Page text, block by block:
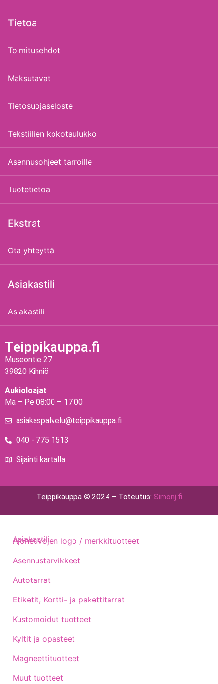
Tietoa
Toimitusehdot
Maksutavat
Tietosuojaseloste
Tekstiilien kokotaulukko
Asennusohjeet tarroille
Tuotetietoa
Ekstrat
Ota yhteyttä
Asiakastili
Asiakastili
Teippikauppa.fi
Museontie 27
39820 Kihniö
Aukioloajat
Ma – Pe 08:00 – 17:00
asiakaspalvelu@teippikauppa.fi
040 - 775 1513
Sijainti kartalla
Teippikauppa © 2024 – Toteutus: Simonj.fi
Ajoneuvojen logo / merkkituotteet
Asennustarvikkeet
Autotarrat
Etiketit, Kortti- ja pakettitarrat
Kustomoidut tuotteet
Kyltit ja opasteet
Magneettituotteet
Muut tuotteet
Asiakastili